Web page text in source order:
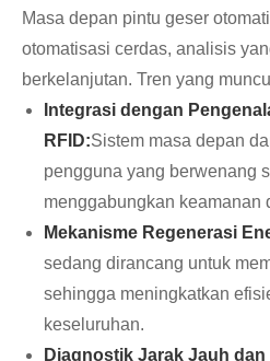
Masa depan pintu geser
otomatisasi cerdas, analisis
berkelanjutan. Tren yang
Integrasi dengan
RFID:Sistem masa depan
pengguna yang berwenang
menggabungkan keamanan
Mekanisme Regenerasi
sedang dirancang untuk
sehingga meningkatkan
keseluruhan.
Diagnostik Jarak Jauh dan